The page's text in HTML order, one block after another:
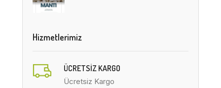
Hizmetlerimiz
ÜCRETSIZ KARGO
Ücretsiz Kargo